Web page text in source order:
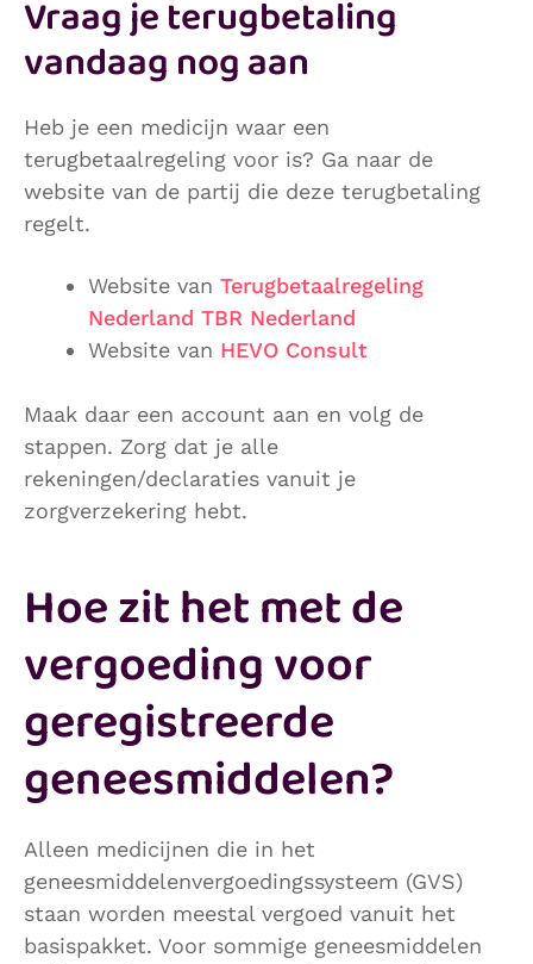
Vraag je terugbetaling
vandaag nog aan
Heb je een medicijn waar een
terugbetaalregeling voor is? Ga naar de
website van de partij die deze terugbetaling
regelt.
Website van Terugbetaalregeling
Nederland TBR Nederland
Website van HEVO Consult
Maak daar een account aan en volg de
stappen. Zorg dat je alle
rekeningen/declaraties vanuit je
zorgverzekering hebt.
Hoe zit het met de
vergoeding voor
geregistreerde
geneesmiddelen?
Alleen medicijnen die in het
geneesmiddelenvergoedingssysteem (GVS)
staan worden meestal vergoed vanuit het
basispakket. Voor sommige geneesmiddelen